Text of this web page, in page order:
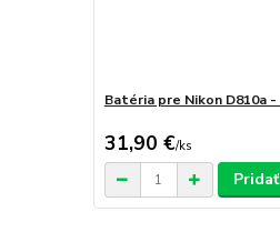
Batéria pre Nikon D810a -
31,90 €/ks